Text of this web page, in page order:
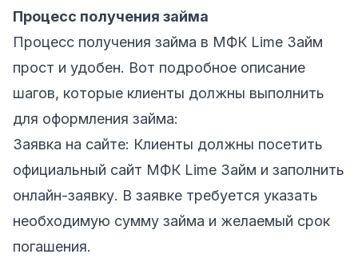
Процесс получения займа
Процесс получения займа в МФК Lime Займ
прост и удобен. Вот подробное описание
шагов, которые клиенты должны выполнить
для оформления займа:
Заявка на сайте: Клиенты должны посетить
официальный сайт МФК Lime Займ и заполнить
онлайн-заявку. В заявке требуется указать
необходимую сумму займа и желаемый срок
погашения.